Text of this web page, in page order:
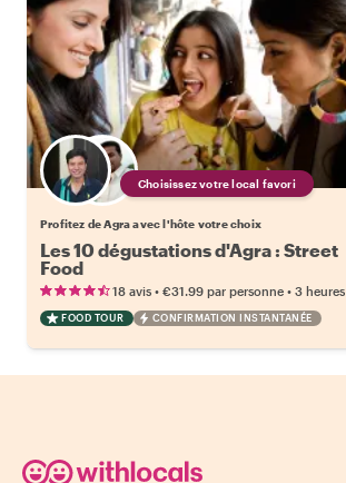
Choisissez votre local favori
Profitez de Agra avec l'hôte votre choix
Les 10 dégustations d'Agra : Street
Food
18 avis • €31.99 par personne • 3 heures
FOOD TOUR CONFIRMATION INSTANTANÉE